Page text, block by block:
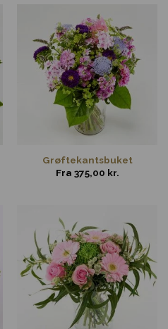
Grøftekantsbuket
Fra 375,00 kr.